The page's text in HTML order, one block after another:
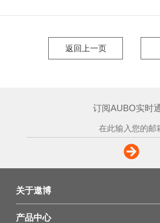
返回上一页
订阅AUBO实时
关于遨博
产品中心